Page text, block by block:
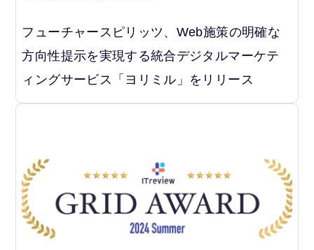
フューチャースピリッツ、Web施策の明確な
方向性提示を実現する統合デジタルマーケテ
ィングサービス「ヨリミル」をリリース